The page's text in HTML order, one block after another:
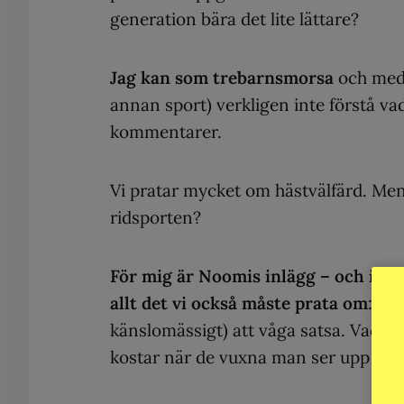
generation bära det lite lättare?
Jag kan som trebarnsmorsa och
annan sport) verkligen inte förstå
kommentarer.
Vi pratar mycket om hästvälfärd.
ridsporten?
För mig är Noomis inlägg – och
allt det vi också måste prata om:
känslomässigt) att våga satsa. Vad
kostar när de vuxna man ser upp till